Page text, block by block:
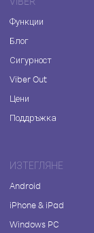
Функции
Блог
Сигурност
Viber Out
Цени
Поддръжка
ИЗТЕГЛЯНЕ
Android
iPhone & iPad
Windows PC